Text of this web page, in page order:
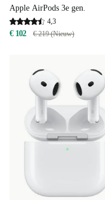
Apple AirPods 3e gen.
4,3
€ 102 € 219 (Nieuw)